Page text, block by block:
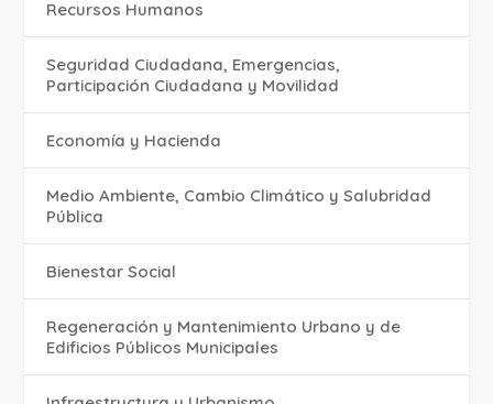
Recursos Humanos
Seguridad Ciudadana, Emergencias,
Participación Ciudadana y Movilidad
Economía y Hacienda
Medio Ambiente, Cambio Climático y Salubridad
Pública
Bienestar Social
Regeneración y Mantenimiento Urbano y de
Edificios Públicos Municipales